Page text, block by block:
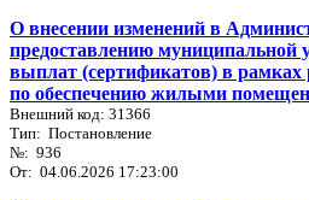
О внесении изменений в
предоставлению муниципальной
выплат (сертификатов) в рамках
по обеспечению жилыми
Внешний код: 31366
Тип: Постановление
№: 936
От: 04.06.2026 17:23:00